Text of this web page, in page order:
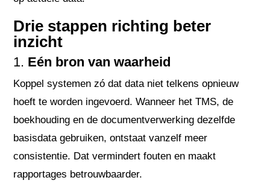
Drie stappen richting beter
inzicht
1. Eén bron van waarheid
Koppel systemen zó dat data niet telkens opnieuw
hoeft te worden ingevoerd. Wanneer het TMS, de
boekhouding en de documentverwerking dezelfde
basisdata gebruiken, ontstaat vanzelf meer
consistentie. Dat vermindert fouten en maakt
rapportages betrouwbaarder.